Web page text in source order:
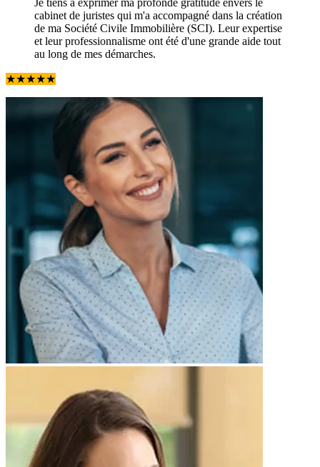
Je tiens à exprimer ma profonde gratitude envers le
cabinet de juristes qui m'a accompagné dans la création
de ma Société Civile Immobilière (SCI). Leur expertise
et leur professionnalisme ont été d'une grande aide tout
au long de mes démarches.
★★★★★